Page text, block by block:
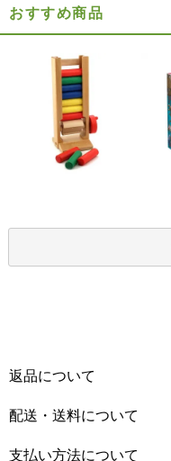
おすすめ商品
返品について
配送・送料について
支払い方法について